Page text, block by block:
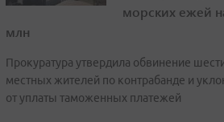
морских ежей
млн
Прокуратура утвердила обвинение
местных жителей по контрабанде и
от уплаты таможенных платежей